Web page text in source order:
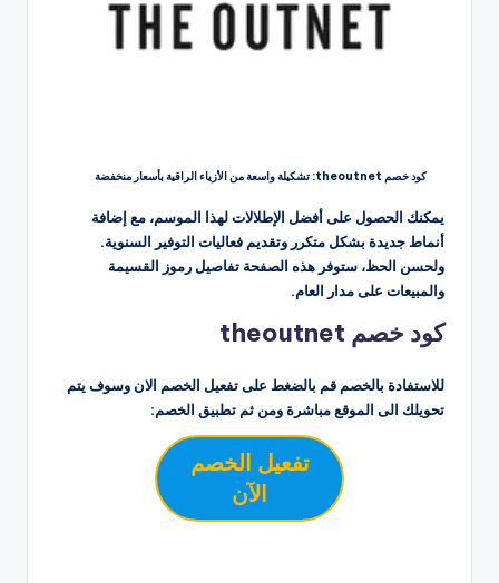
كود خصم theoutnet: تشكيلة واسعة من الأزياء الراقية بأسعار منخفضة
يمكنك الحصول على أفضل الإطلالات لهذا الموسم، مع إضافة
أنماط جديدة بشكل متكرر وتقديم فعاليات التوفير السنوية.
ولحسن الحظ، ستوفر هذه الصفحة تفاصيل رموز القسيمة
والمبيعات على مدار العام.
كود خصم theoutnet
للاستفادة بالخصم قم بالضغط على تفعيل الخصم الان وسوف يتم
تحويلك الى الموقع مباشرة ومن ثم تطبيق الخصم:
تفعيل الخصم
الآن